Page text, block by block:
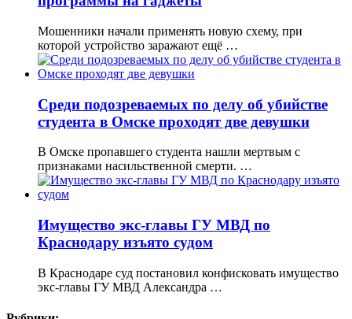
Мошенники начали применять новую схему, при
которой устройство заражают ещё …
Среди подозреваемых по делу об убийстве
студента в Омске проходят две девушки
В Омске пропавшего студента нашли мертвым с
признаками насильственной смерти. …
Имущество экс-главы ГУ МВД по
Краснодару изъято судом
В Краснодаре суд постановил конфисковать имущество
экс-главы ГУ МВД Александра …